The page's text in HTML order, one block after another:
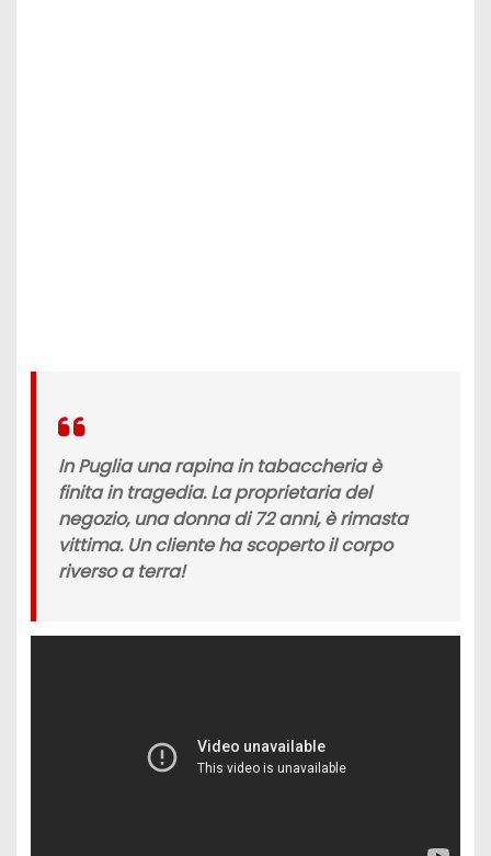
In Puglia unarapina in tabaccheriaè
finita in tragedia. La proprietaria del
negozio, una donna di 72 anni, è rimasta
vittima. Un cliente ha scoperto il corpo
riverso a terra!